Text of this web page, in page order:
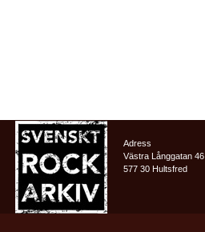
Adress
Västra Långgatan 46
577 30 Hultsfred